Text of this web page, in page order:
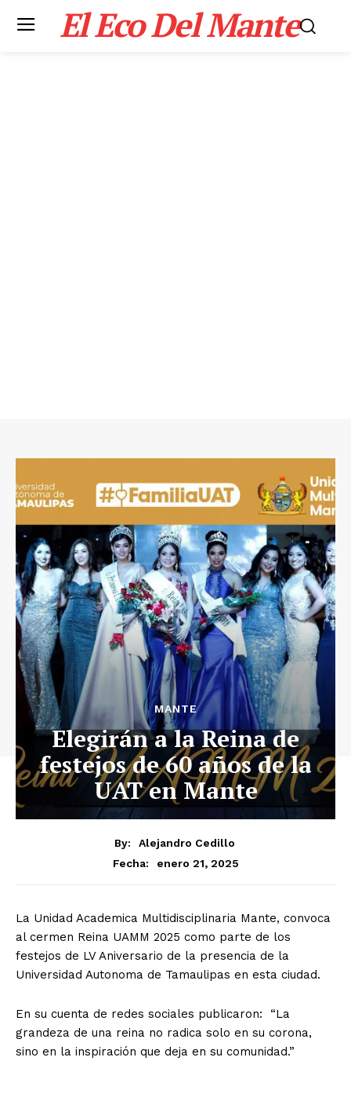
El Eco Del Mante
MANTE
Elegirán a la Reina de
festejos de 60 años de la
UAT en Mante
By:
Alejandro Cedillo
Fecha:
enero 21, 2025
La Unidad Academica Multidisciplinaria Mante, convoca
al cermen Reina UAMM 2025 como parte de los
festejos de LV Aniversario de la presencia de la
Universidad Autonoma de Tamaulipas en esta ciudad.
En su cuenta de redes sociales publicaron: “La
grandeza de una reina no radica solo en su corona,
sino en la inspiración que deja en su comunidad.”